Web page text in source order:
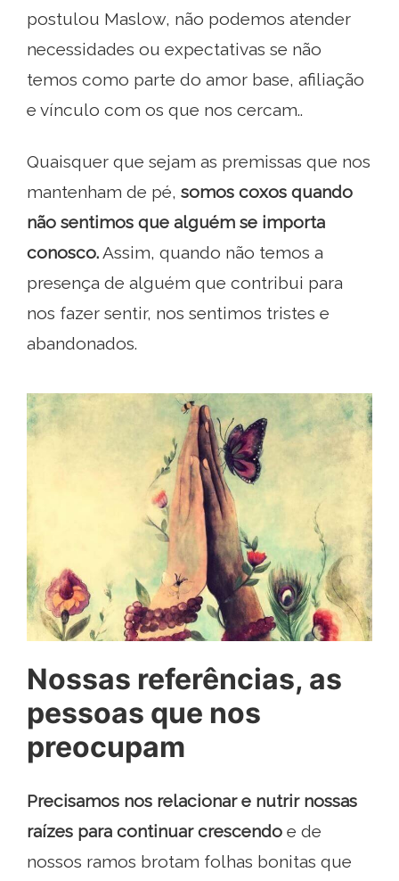
postulou Maslow, não podemos atender
necessidades ou expectativas se não
temos como parte do amor base, afiliação
e vínculo com os que nos cercam..
Quaisquer que sejam as premissas que nos
mantenham de pé, somos coxos quando
não sentimos que alguém se importa
conosco.Assim, quando não temos a
presença de alguém que contribui para
nos fazer sentir, nos sentimos tristes e
abandonados.
Nossas referências, as
pessoas que nos
preocupam
Precisamos nos relacionar e nutrir nossas
raízes para continuar crescendo e de
nossos ramos brotam folhas bonitas que